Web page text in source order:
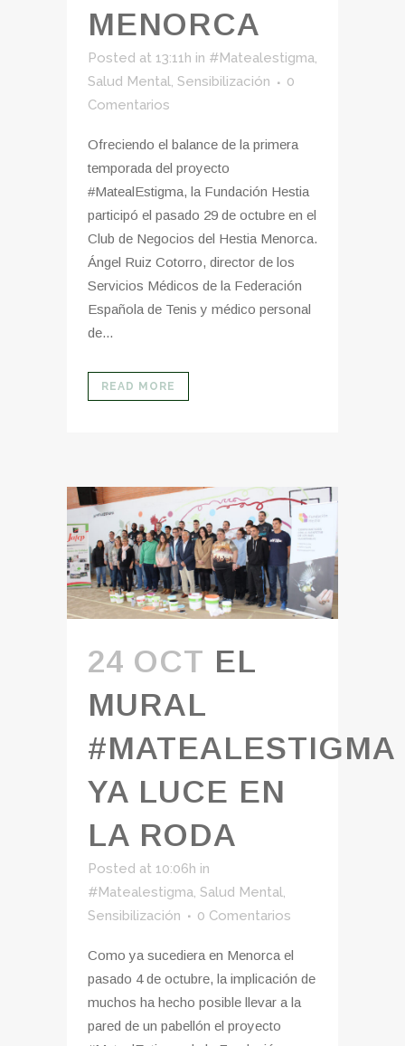
MENORCA
Posted at 13:11h in #Matealestigma,
Salud Mental, Sensibilización
0
Comentarios
Ofreciendo el balance de la primera
temporada del proyecto
#MatealEstigma, la Fundación Hestia
participó el pasado 29 de octubre en el
Club de Negocios del Hestia Menorca.
Ángel Ruiz Cotorro, director de los
Servicios Médicos de la Federación
Española de Tenis y médico personal
de...
READ MORE
24 OCT EL
MURAL
#MATEALESTIGMA
YA LUCE EN
LA RODA
Posted at 10:06h in
#Matealestigma Salud Mental
Sensibilización
0 Comentarios
Como ya sucediera en Menorca el
pasado 4 de octubre, la implicación de
muchos ha hecho posible llevar a la
pared de un pabellón el proyecto